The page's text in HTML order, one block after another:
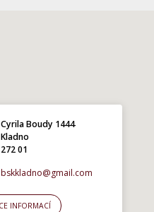
Cyrila Boudy 1444
Kladno
272 01
bskkladno@gmail.com
INFORMACÍ